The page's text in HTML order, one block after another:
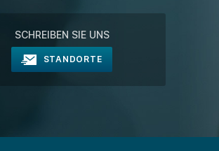
SCHREIBEN SIE UNS
STANDORTE